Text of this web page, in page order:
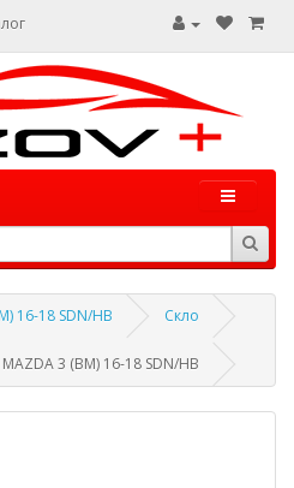
16-18 SDN/HB
Скло
3 (BM) 16-18 SDN/HB